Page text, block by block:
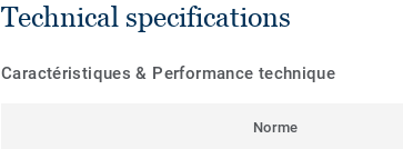
Technical specifications
Caractéristiques & Performance technique
Norme